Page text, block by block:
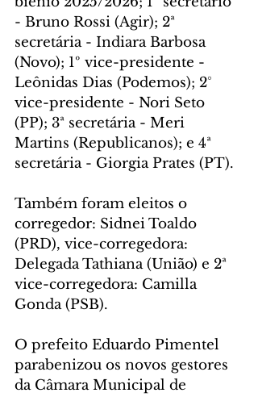
- Bruno Rossi (Agir); 2ª
secretária - Indiara Barbosa
(Novo); 1º vice-presidente -
Leônidas Dias (Podemos); 2°
vice-presidente - Nori Seto
(PP); 3ª secretária - Meri
Martins (Republicanos); e 4ª
secretária - Giorgia Prates (PT).
Também foram eleitos o
corregedor: Sidnei Toaldo
(PRD), vice-corregedora:
Delegada Tathiana (União) e 2ª
vice-corregedora: Camilla
Gonda (PSB).
O prefeito Eduardo Pimentel
parabenizou os novos gestores
da Câmara Municipal de